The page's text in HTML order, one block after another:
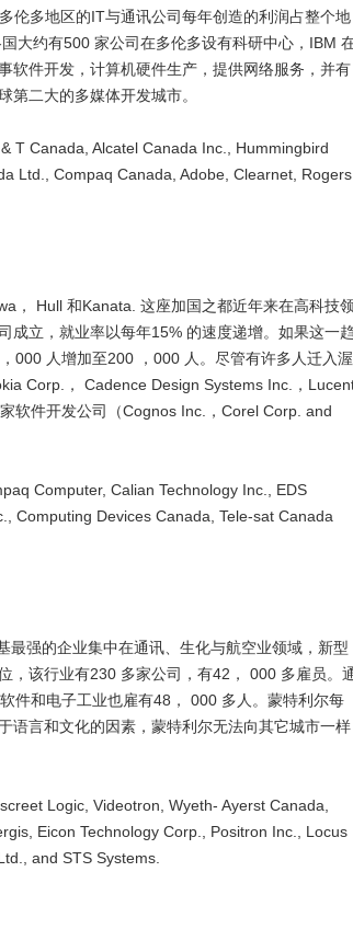
伦多地区的IT与通讯公司每年创造的利润占整个地
大约有500 家公司在多伦多设有科研中心，IBM
软件开发，计算机硬件生产，提供网络服务，并有
二大的多媒体开发城市。
Canada, Alcatel Canada Inc., Hummingbird
Ltd., Compaq Canada, Adobe, Clearnet, Rogers
Hull 和Kanata. 这座加国之都近年来在高科技
成立，就业率以每年15% 的速度递增。如果这一
000 人增加至200 ，000 人。尽管有许多人迁入渥
Corp.， Cadence Design Systems Inc.，
软件开发公司（Cognos Inc.，Corel Corp. and
Computer, Calian Technology Inc., EDS
Computing Devices Canada, Tele-sat Canada
强的企业集中在通讯、生化与航空业领域，新型
，该行业有230 多家公司，有42， 000 多雇员。
件和电子工业也雇有48， 000 多人。蒙特利尔每
语言和文化的因素，蒙特利尔无法向其它城市一样
Logic, Videotron, Wyeth- Ayerst Canada,
Eicon Technology Corp., Positron Inc., Locus
and STS Systems.